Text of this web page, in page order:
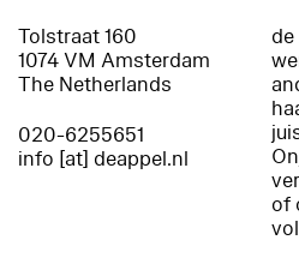
Tolstraat 160
1074 VM Amsterdam
The Netherlands
020-6255651
info [at] deappel.nl
of